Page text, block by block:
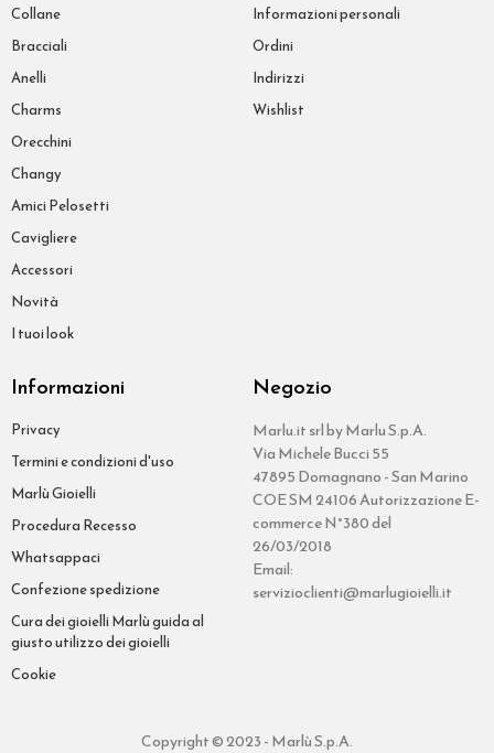
Collane
Bracciali
Anelli
Charms
Orecchini
Changy
Amici Pelosetti
Cavigliere
Accessori
Novità
I tuoi look
Informazioni personali
Ordini
Indirizzi
Wishlist
Informazioni
Privacy
Termini e condizioni d'uso
Marlù Gioielli
Procedura Recesso
Whatsappaci
Confezione spedizione
Cura dei gioielli Marlù guida al
giusto utilizzo dei gioielli
Cookie
Negozio
Marlu.it srl by Marlu S.p.A.
Via Michele Bucci 55
47895 Domagnano - San Marino
COE SM 24106 Autorizzazione E-
commerce N°380 del
26/03/2018
Email:
servizioclienti@marlugioielli.it
Copyright © 2023 - Marlù S.p.A.